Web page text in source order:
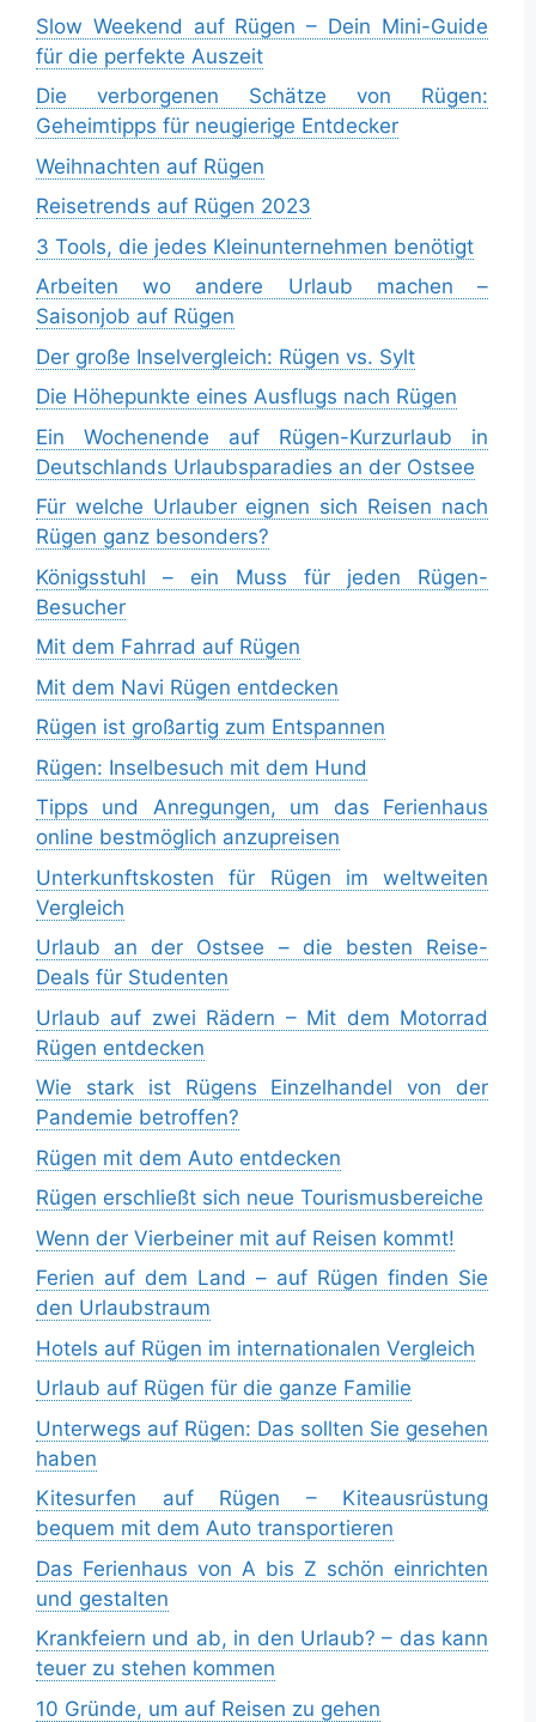
Slow Weekend auf Rügen – Dein Mini-Guide
für die perfekte Auszeit
Die verborgenen Schätze von Rügen:
Geheimtipps für neugierige Entdecker
Weihnachten auf Rügen
Reisetrends auf Rügen 2023
3 Tools, die jedes Kleinunternehmen benötigt
Arbeiten wo andere Urlaub machen –
Saisonjob auf Rügen
Der große Inselvergleich: Rügen vs. Sylt
Die Höhepunkte eines Ausflugs nach Rügen
Ein Wochenende auf Rügen-Kurzurlaub in
Deutschlands Urlaubsparadies an der Ostsee
Für welche Urlauber eignen sich Reisen nach
Rügen ganz besonders?
Königsstuhl – ein Muss für jeden Rügen-
Besucher
Mit dem Fahrrad auf Rügen
Mit dem Navi Rügen entdecken
Rügen ist großartig zum Entspannen
Rügen: Inselbesuch mit dem Hund
Tipps und Anregungen, um das Ferienhaus
online bestmöglich anzupreisen
Unterkunftskosten für Rügen im weltweiten
Vergleich
Urlaub an der Ostsee – die besten Reise-
Deals für Studenten
Urlaub auf zwei Rädern – Mit dem Motorrad
Rügen entdecken
Wie stark ist Rügens Einzelhandel von der
Pandemie betroffen?
Rügen mit dem Auto entdecken
Rügen erschließt sich neue Tourismusbereiche
Wenn der Vierbeiner mit auf Reisen kommt!
Ferien auf dem Land – auf Rügen finden Sie
den Urlaubstraum
Hotels auf Rügen im internationalen Vergleich
Urlaub auf Rügen für die ganze Familie
Unterwegs auf Rügen: Das sollten Sie gesehen
haben
Kitesurfen auf Rügen – Kiteausrüstung
bequem mit dem Auto transportieren
Das Ferienhaus von A bis Z schön einrichten
und gestalten
Krankfeiern und ab, in den Urlaub? – das kann
teuer zu stehen kommen
10 Gründe, um auf Reisen zu gehen